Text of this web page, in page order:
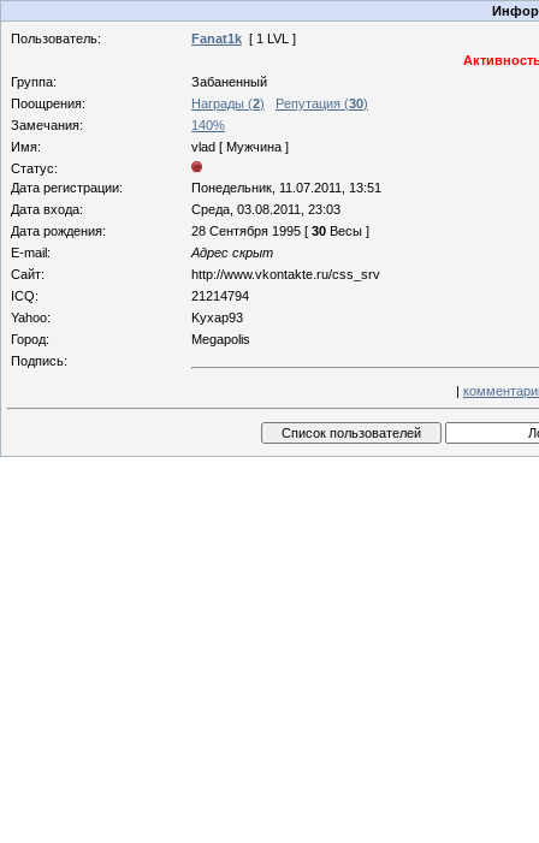
Пользователь:
Fanat1k [ 1 LVL ]
Группа:
Забаненный
Поощрения:
Награды (2) Репутация (30)
Замечания:
140%
Имя:
vlad [ Мужчина ]
Статус:
Дата регистрации:
Понедельник, 11.07.2011, 13:51
Дата входа:
Среда, 03.08.2011, 23:03
Дата рождения:
28 Сентября 1995 [ 30 Весы ]
E-mail:
Адрес скрыт
Сайт:
http://www.vkontakte.ru/css_srv
ICQ:
21214794
Yahoo:
Kyxap93
Город:
Megapolis
Подпись:
|